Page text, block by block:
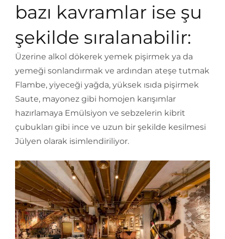
bazı kavramlar ise şu
şekilde sıralanabilir:
Üzerine alkol dökerek yemek pişirmek ya da
yemeği sonlandırmak ve ardından ateşe tutmak
Flambe, yiyeceği yağda, yüksek ısıda pişirmek
Saute, mayonez gibi homojen karışımlar
hazırlamaya Emülsiyon ve sebzelerin kibrit
çubukları gibi ince ve uzun bir şekilde kesilmesi
Jülyen olarak isimlendiriliyor.